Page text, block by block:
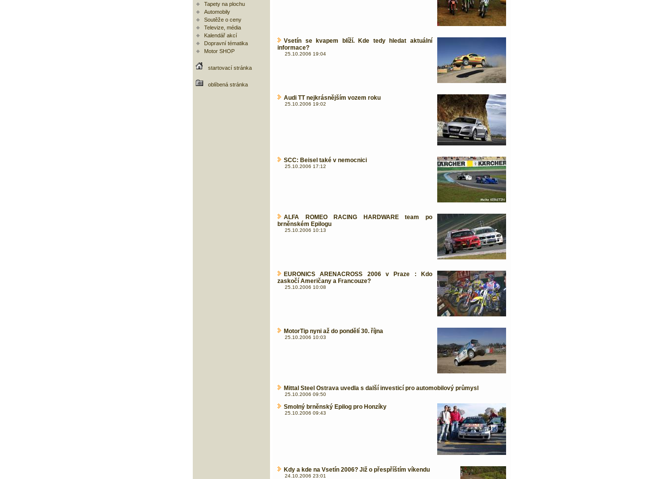
Tapety na plochu
Automobily
Soutěže o ceny
Televize, média
Kalendář akcí
Dopravní tématika
Motor SHOP
startovací stránka
oblíbená stránka
Vsetín se kvapem blíží. Kde tedy hledat aktuální
informace?
25.10.2006 19:04
Audi TT nejkrásnějším vozem roku
25.10.2006 19:02
SCC: Beisel také v nemocnici
25.10.2006 17:12
ALFA ROMEO RACING HARDWARE team po
brněnském Epilogu
25.10.2006 10:13
EURONICS ARENACROSS 2006 v Praze : Kdo
zaskočí Američany a Francouze?
25.10.2006 10:08
MotorTip nyni až do pondělí 30. října
25.10.2006 10:03
Mittal Steel Ostrava uvedla s další investicí pro automobilový průmysl
25.10.2006 09:50
Smolný brněnský Epilog pro Honzíky
25.10.2006 09:43
Kdy a kde na Vsetín 2006? Již o přespříštím víkendu
24.10.2006 23:01